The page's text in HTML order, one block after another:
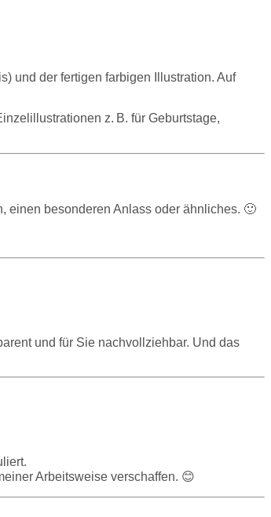
und der fertigen farbigen Illustration. Auf
z. B. für Geburtstage,
einen besonderen Anlass oder ähnliches. 🙂
und für Sie nachvollziehbar. Und das
Arbeitsweise verschaffen. 😊